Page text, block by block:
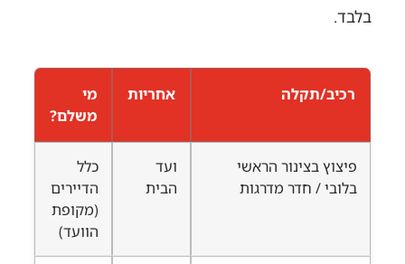
בלבד.
רכיב/תקלה אחריות
מי
משלם?
פיצוץ בצינור הראשי
בלובי / חדר מדרגות
ועד
הבית
כלל
הדיירים
(מקופת
הוועד)